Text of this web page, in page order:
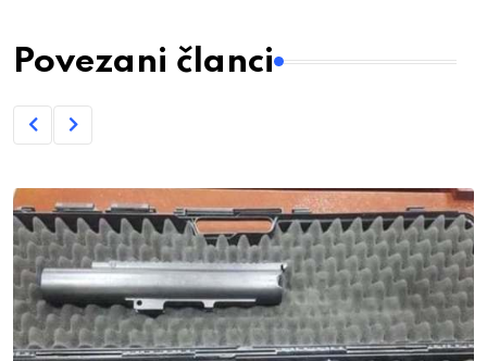
Povezani članci